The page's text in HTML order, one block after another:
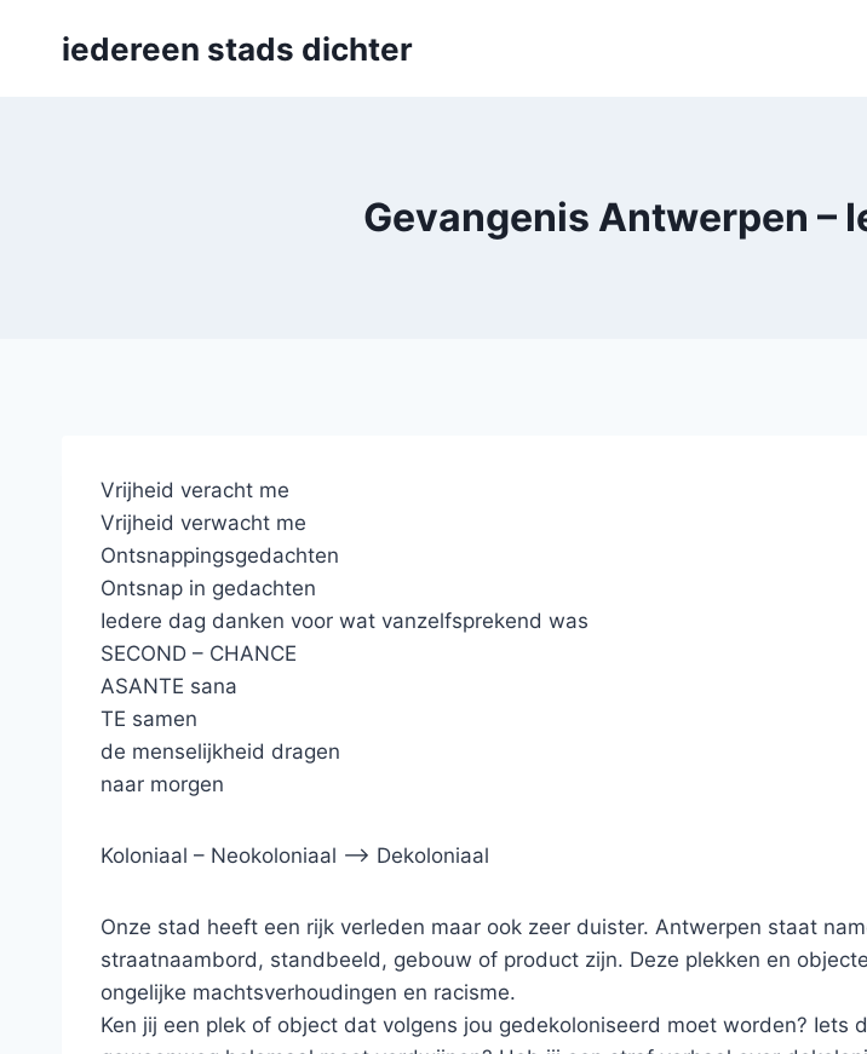
iedereen stads dichter
Gevangenis Antwerpen –
Vrijheid veracht me
Vrijheid verwacht me
Ontsnappingsgedachten
Ontsnap in gedachten
Iedere dag danken voor wat vanzelfsprekend was
SECOND – CHANCE
ASANTE sana
TE samen
de menselijkheid dragen
naar morgen
Koloniaal – Neokoloniaal –> Dekoloniaal
Onze stad heeft een rijk verleden maar ook zeer duister. Antwerpen staat
straatnaambord, standbeeld, gebouw of product zijn. Deze plekken en
ongelijke machtsverhoudingen en racisme.
Ken jij een plek of object dat volgens jou gedekoloniseerd moet worden?